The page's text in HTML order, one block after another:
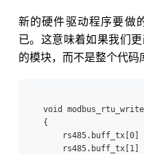
新的硬件驱动程序要做
已。这意味着如果我们
的模块，而不是整个代码
void
{
rs485.buff_tx[0]
rs485.buff_tx[1] =